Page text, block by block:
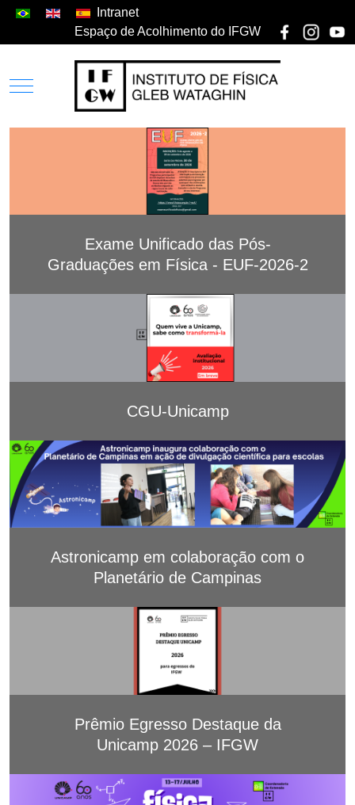
Intranet
Espaço de Acolhimento do IFGW
Exame Unificado das Pós-
Graduações em Física - EUF-2026-2
CGU-Unicamp
Astronicamp em colaboração com o
Planetário de Campinas
Prêmio Egresso Destaque da
Unicamp 2026 – IFGW